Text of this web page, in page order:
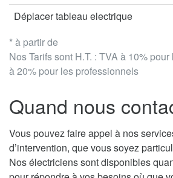
* à partir de
Nos Tarifs sont H.T. : TVA à 10%
à 20% pour les professionnels
Déplacer tableau electrique
Quand nous
Vous pouvez faire appel à nos
d’intervention, que vous soyez
Nos électriciens sont disponibles